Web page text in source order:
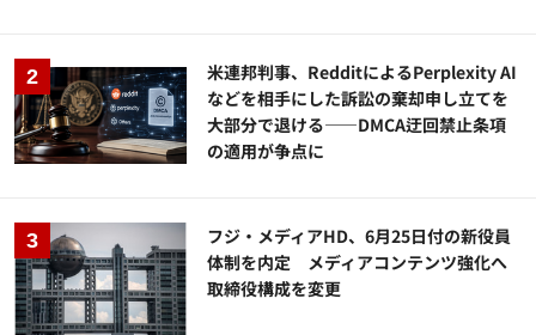
米連邦判事、RedditによるPerplexity AI
などを相手にした訴訟の棄却申し立てを
大部分で退ける——DMCA迂回禁止条項
の適用が争点に
フジ・メディアHD、6月25日付の新役員
体制を内定 メディアコンテンツ強化へ
取締役構成を変更